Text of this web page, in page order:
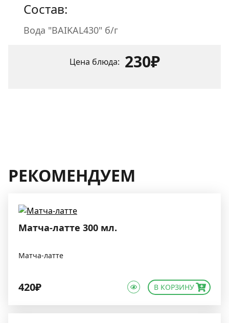
Состав:
Вода "BAIKAL430" б/г
Цена блюда: 230₽
РЕКОМЕНДУЕМ
Матча-латте 300 мл.
Матча-латте
420₽ В КОРЗИНУ